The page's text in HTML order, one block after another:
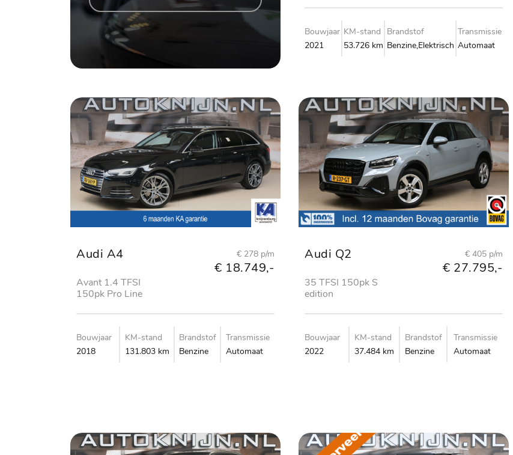
Bouwjaar
2021
KM-stand
53.726 km
Brandstof
Benzine,Elektrisch
Transmissie
Automaat
Audi A4
Avant 1.4 TFSI
150pk Pro Line
€ 278 p/m
€ 18.749,-
Bouwjaar
2018
KM-stand
131.803 km
Brandstof
Benzine
Transmissie
Automaat
Audi Q2
35 TFSI 150pk S
edition
€ 405 p/m
€ 27.795,-
Bouwjaar
2022
KM-stand
37.484 km
Brandstof
Benzine
Transmissie
Automaat